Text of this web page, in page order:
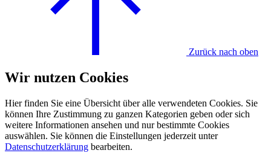
Zurück nach oben
Wir nutzen Cookies
Hier finden Sie eine Übersicht über alle verwendeten Cookies. Sie
können Ihre Zustimmung zu ganzen Kategorien geben oder sich
weitere Informationen ansehen und nur bestimmte Cookies
auswählen. Sie können die Einstellungen jederzeit unter
Datenschutzerklärung bearbeiten.